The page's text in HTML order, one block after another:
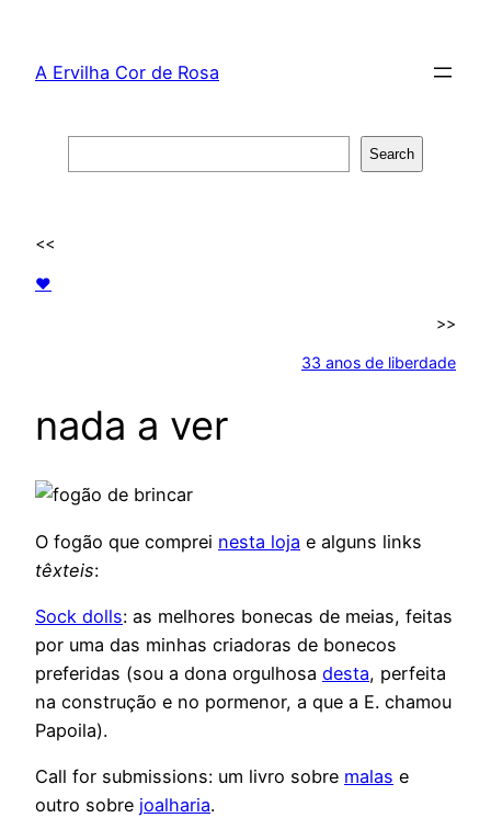
content
A Ervilha Cor de Rosa
Search
<<
♥
>>
33 anos de liberdade
nada a ver
O fogão que comprei nesta loja e alguns links
têxteis:
Sock dolls: as melhores bonecas de meias, feitas
por uma das minhas criadoras de bonecos
preferidas (sou a dona orgulhosa desta, perfeita
na construção e no pormenor, a que a E. chamou
Papoila).
Call for submissions: um livro sobre malas e
outro sobre joalharia.